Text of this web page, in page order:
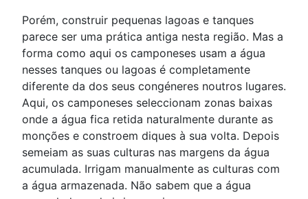
Porém, construir pequenas lagoas e tanques
parece ser uma prática antiga nesta região. Mas a
forma como aqui os camponeses usam a água
nesses tanques ou lagoas é completamente
diferente da dos seus congéneres noutros lugares.
Aqui, os camponeses seleccionam zonas baixas
onde a água fica retida naturalmente durante as
monções e constroem diques à sua volta. Depois
semeiam as suas culturas nas margens da água
acumulada. Irrigam manualmente as culturas com
a água armazenada. Não sabem que a água